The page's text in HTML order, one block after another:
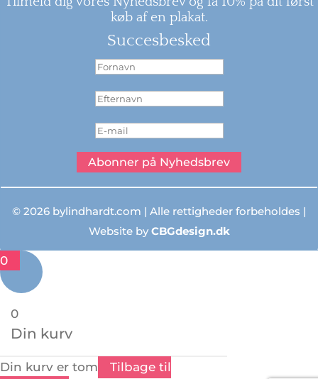
køb af en plakat.
Succesbesked
Abonner på Nyhedsbrev
© 2026 bylindhardt.com | Alle rettigheder forbeholdes |
Website byCBGdesign.dk
0
0
Din kurv
Din kurv er tom Tilbage til